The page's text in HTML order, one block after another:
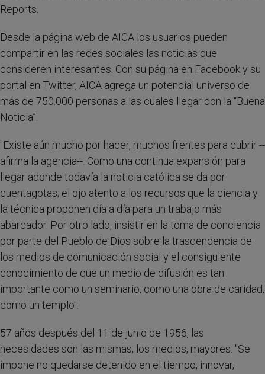
Reports.
Desde la página web de AICA los usuarios pueden
compartir en las redes sociales las noticias que
consideren interesantes. Con su página en Facebook y su
portal en Twitter, AICA agrega un potencial universo de
más de 750.000 personas a las cuales llegar con la “Buena
Noticia”.
"Existe aún mucho por hacer, muchos frentes para cubrir --
afirma la agencia--. Como una continua expansión para
llegar adonde todavía la noticia católica se da por
cuentagotas; el ojo atento a los recursos que la ciencia y
la técnica proponen día a día para un trabajo más
abarcador. Por otro lado, insistir en la toma de conciencia
por parte del Pueblo de Dios sobre la trascendencia de
los medios de comunicación social y el consiguiente
conocimiento de que un medio de difusión es tan
importante como un seminario, como una obra de caridad,
como un templo".
57 años después del 11 de junio de 1956, las
necesidades son las mismas; los medios, mayores. "Se
impone no quedarse detenido en el tiempo, innovar,